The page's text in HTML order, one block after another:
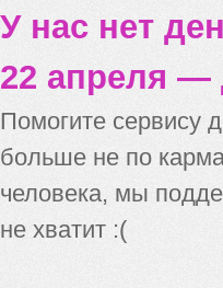
У нас нет
22 апреля —
Помогите сервису
больше не по
человека, мы
не хватит :(